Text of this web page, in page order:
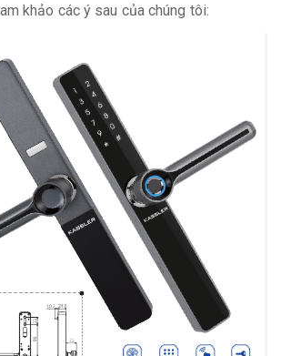
khảo các ý sau của chúng tôi: